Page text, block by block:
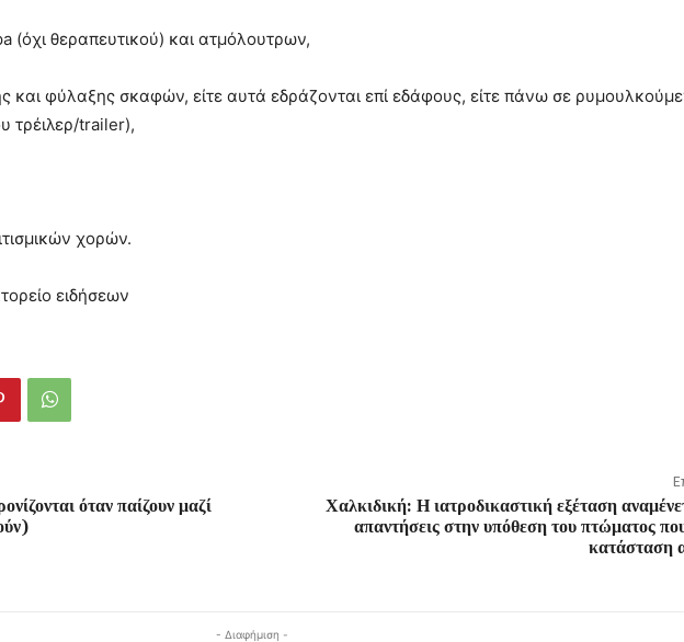
(όχι θεραπευτικού) και ατμόλουτρων,
και φύλαξης σκαφών, είτε αυτά εδράζονται επί εδάφους, είτε πάνω σε
τρέιλερ/trailer),
χορών.
ειδήσεων
όταν παίζουν μαζί
Χαλκιδική: Η ιατροδικαστική εξέταση
απαντήσεις στην υπόθεση του πτώματος
κατάσταση
- Διαφήμιση -